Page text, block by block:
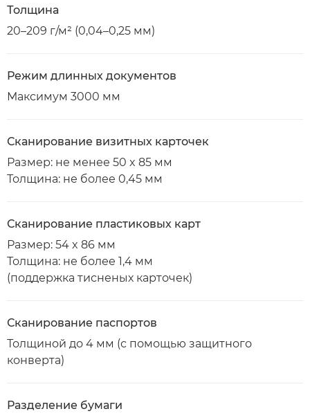
Толщина
20–209 г/м² (0,04–0,25 мм)
Режим длинных документов
Максимум 3000 мм
Сканирование визитных карточек
Размер: не менее 50 x 85 мм
Толщина: не более 0,45 мм
Сканирование пластиковых карт
Размер: 54 x 86 мм
Толщина: не более 1,4 мм
(поддержка тисненых карточек)
Сканирование паспортов
Толщиной до 4 мм (с помощью защитного
конверта)
Разделение бумаги